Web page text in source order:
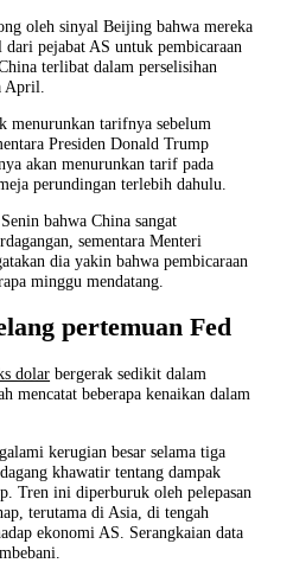
oleh sinyal Beijing bahwa mereka
dari pejabat AS untuk pembicaraan
terlibat dalam perselisihan
April.
menurunkan tarifnya sebelum
Presiden Donald Trump
akan menurunkan tarif pada
perundingan terlebih dahulu.
bahwa China sangat
sementara Menteri
dia yakin bahwa pembicaraan
minggu mendatang.
pertemuan Fed
dolar bergerak sedikit dalam
mencatat beberapa kenaikan dalam
kerugian besar selama tiga
khawatir tentang dampak
Tren ini diperburuk oleh pelepasan
terutama di Asia, di tengah
ekonomi AS. Serangkaian data